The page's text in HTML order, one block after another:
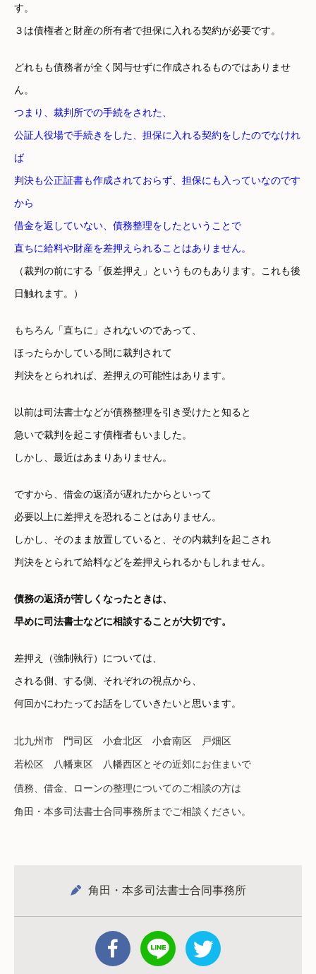
す。
３は債権者と財産の所有者で担保に入れる契約が必要です。
どれもも債務者が全く関与せずに作成されるものではありませ
ん。
つまり、裁判所での手続をされた、
公証人役場で手続きをした、担保に入れる契約をしたのでなけれ
ば
判決も公正証書も作成されておらず、担保にも入っていなのです
から
借金を返していない、債務整理をしたということで
直ちに給料や財産を差押えられることはありません。
（裁判の前にする「仮差押え」というものもあります。これも後
日触れます。）
もちろん「直ちに」されないのであって、
ほったらかしている間に裁判されて
判決をとられれば、差押えの可能性はあります。
以前は司法書士などが債務整理を引き受けたと知ると
急いで裁判を起こす債権者もいました。
しかし、最近はあまりありません。
ですから、借金の返済が遅れたからといって
必要以上に差押えを恐れることはありません。
しかし、そのまま放置していると、その内裁判を起こされ
判決をとられて給料などを差押えられるかもしれません。
債務の返済が苦しくなったときは、
早めに司法書士などに相談することが大切です。
差押え（強制執行）については、
される側、する側、それぞれの視点から、
何回かにわたってお話をしていきたいと思います。
北九州市 門司区 小倉北区 小倉南区 戸畑区
若松区 八幡東区 八幡西区とその近郊にお住まいで
債務、借金、ローンの整理についてのご相談の方は
角田・本多司法書士合同事務所までご相談ください。
角田・本多司法書士合同事務所